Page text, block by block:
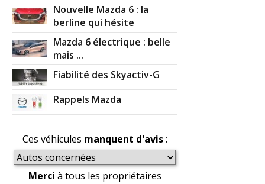
Nouvelle Mazda 6 : la
berline qui hésite
Mazda 6 électrique : belle
mais ...
Fiabilité des Skyactiv-G
Rappels Mazda
Ces véhicules manquent d'avis:
Merci à tous les propriétaires